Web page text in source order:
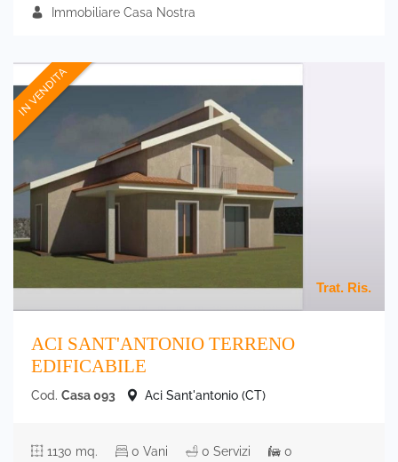
Immobiliare Casa Nostra
IN VENDITA
Trat. Ris.
ACI SANT'ANTONIO TERRENO
EDIFICABILE
Cod. Casa 093 Aci Sant'antonio (CT)
1130 mq. 0 Vani 0 Servizi 0